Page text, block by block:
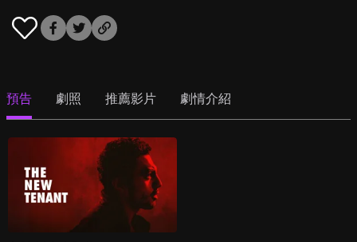
預告 劇照 推薦影片 劇情介紹